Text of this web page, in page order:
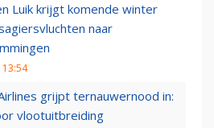
Luik krijgt komende winter
naar
13:54
grijpt ternauwernood in:
vlootuitbreiding